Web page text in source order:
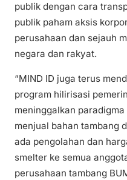
publik dengan cara
publik paham aksis
perusahaan dan sejauh
negara dan rakyat.
“MIND ID juga terus
program hilirisasi
meninggalkan
menjual bahan tambang
ada pengolahan dan
smelter ke semua
perusahaan tambang